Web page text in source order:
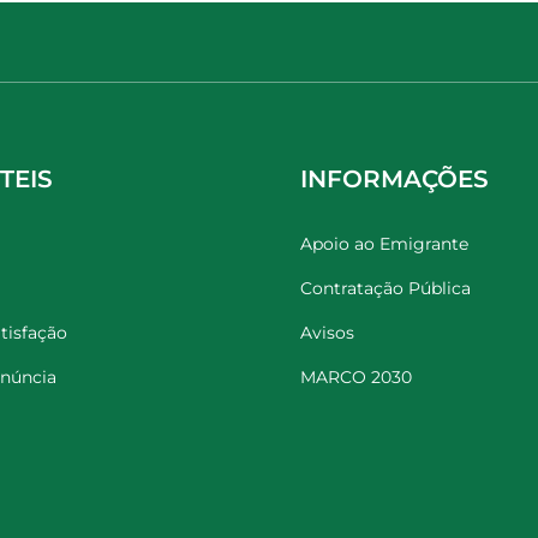
INFORMAÇÕES
Apoio ao Emigrante
Contratação Pública
Avisos
MARCO 2030